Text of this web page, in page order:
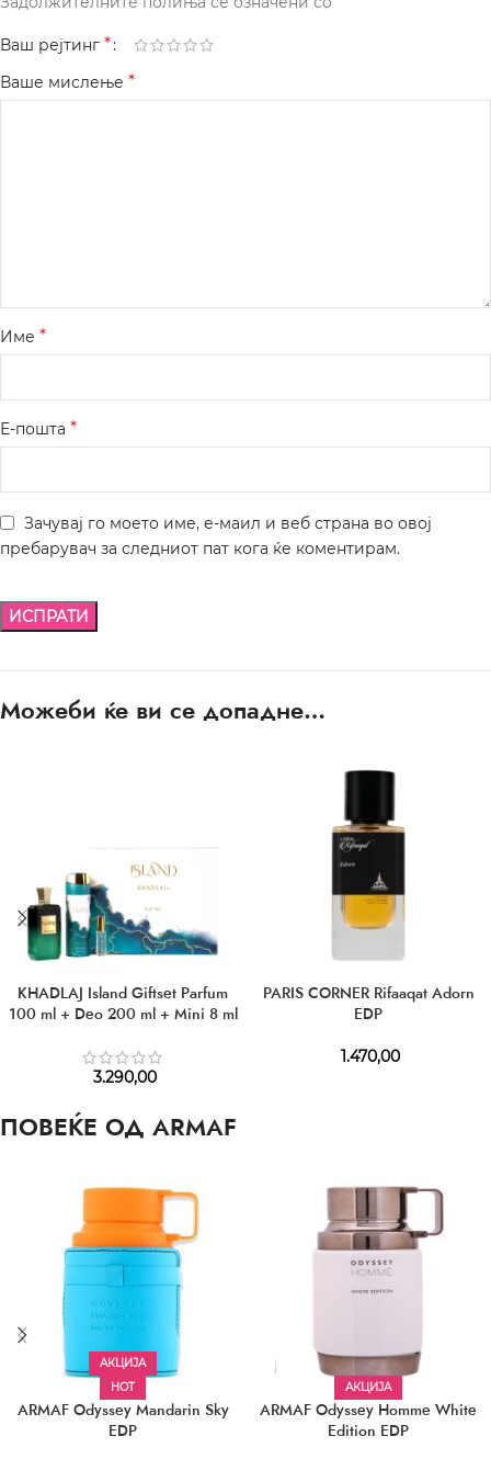
Ваш рејтинг *
Ваше мислење *
Име *
Е-пошта *
Зачувај го моето име, е-маил и веб страна во овој
пребарувач за следниот пат кога ќе коментирам.
Можеби ќе ви се допадне…
KHADLAJ Island Giftset Parfum
100 ml + Deo 200 ml + Mini 8 ml
3.290,00
PARIS CORNER Rifaaqat Adorn
EDP
1.470,00
ПОВЕЌЕ ОД ARMAF
АКЦИЈА
HOT
ARMAF Odyssey Mandarin Sky
EDP
АКЦИЈА
ARMAF Odyssey Homme White
Edition EDP